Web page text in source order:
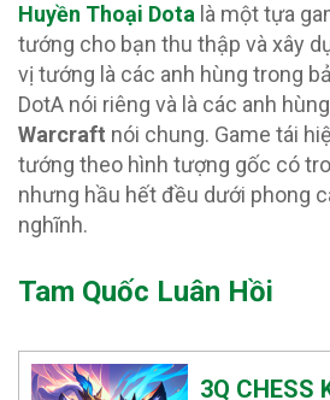
Huyền Thoại Dota là một tựa
tướng cho bạn thu thập và xây
vị tướng là các anh hùng trong
DotA nói riêng và là các anh
Warcraft nói chung. Game tái
tướng theo hình tượng gốc có
nhưng hầu hết đều dưới phong
nghĩnh.
Tam Quốc Luân Hồi
3Q CHESS